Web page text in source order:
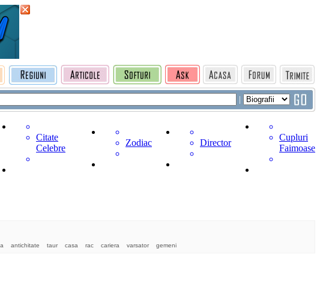
|
Citate
Celebre
Zodiac Director
Cupluri
Faimoase
antichitate taur casa rac cariera varsator gemeni